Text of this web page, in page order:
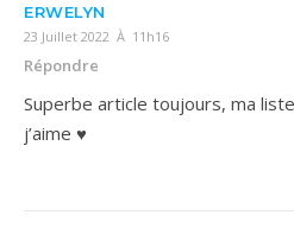
ERWELYN
23 Juillet 2022 À 11h16
Répondre
Superbe article toujours, ma
j’aime ♥